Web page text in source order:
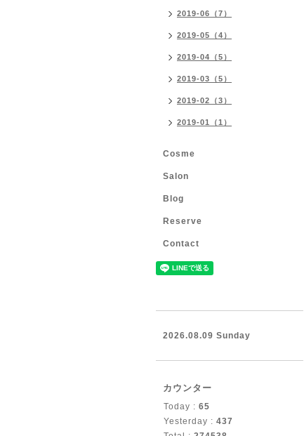
2019-06（7）
2019-05（4）
2019-04（5）
2019-03（5）
2019-02（3）
2019-01（1）
Cosme
Salon
Blog
Reserve
Contact
2026.08.09 Sunday
カウンター
Today : 65
Yesterday : 437